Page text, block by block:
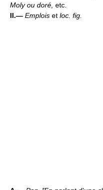
Moly ou doré, etc.
II.— Emplois et loc. fig.